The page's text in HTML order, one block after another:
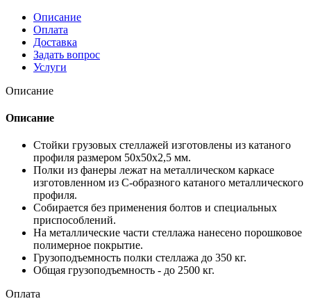
Описание
Оплата
Доставка
Задать вопрос
Услуги
Описание
Описание
Стойки грузовых стеллажей изготовлены из катаного
профиля размером 50x50x2,5 мм.
Полки из фанеры лежат на металлическом каркасе
изготовленном из С-образного катаного металлического
профиля.
Собирается без применения болтов и специальных
приспособлений.
На металлические части стеллажа нанесено порошковое
полимерное покрытие.
Грузоподъемность полки стеллажа до 350 кг.
Общая грузоподъемность - до 2500 кг.
Оплата